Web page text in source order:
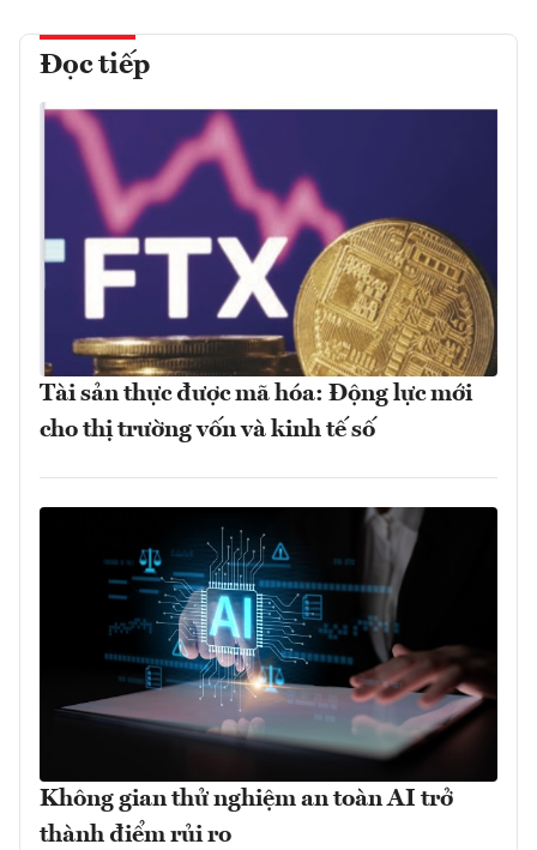
Đọc tiếp
Tài sản thực được mã hóa: Động lực mới
cho thị trường vốn và kinh tế số
Không gian thử nghiệm an toàn AI trở
thành điểm rủi ro